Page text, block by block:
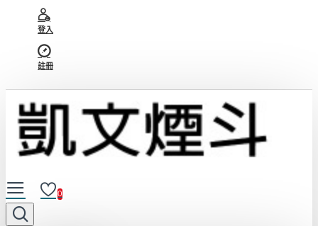
登入
註冊
0